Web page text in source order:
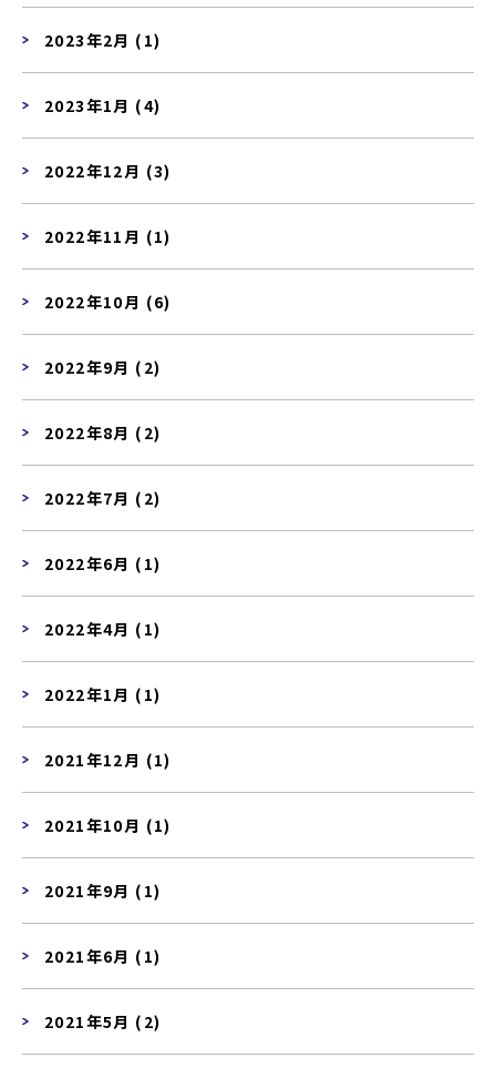
2023年2月 (1)
2023年1月 (4)
2022年12月 (3)
2022年11月 (1)
2022年10月 (6)
2022年9月 (2)
2022年8月 (2)
2022年7月 (2)
2022年6月 (1)
2022年4月 (1)
2022年1月 (1)
2021年12月 (1)
2021年10月 (1)
2021年9月 (1)
2021年6月 (1)
2021年5月 (2)